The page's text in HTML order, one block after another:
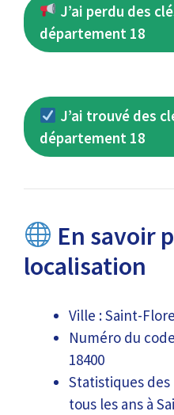
J’ai perdu des
département 18
J’ai trouvé des
département 18
En savoir
localisation
Ville : Saint-
Numéro du
18400
Statistiques des
tous les ans à